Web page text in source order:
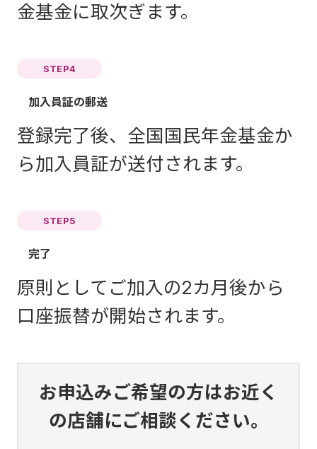
金基金に取次ぎます。
STEP4
加入員証の郵送
登録完了後、全国国民年金基金か
ら加入員証が送付されます。
STEP5
完了
原則としてご加入の2カ月後から
口座振替が開始されます。
お申込みご希望の方はお近く
の店舗にご相談ください。